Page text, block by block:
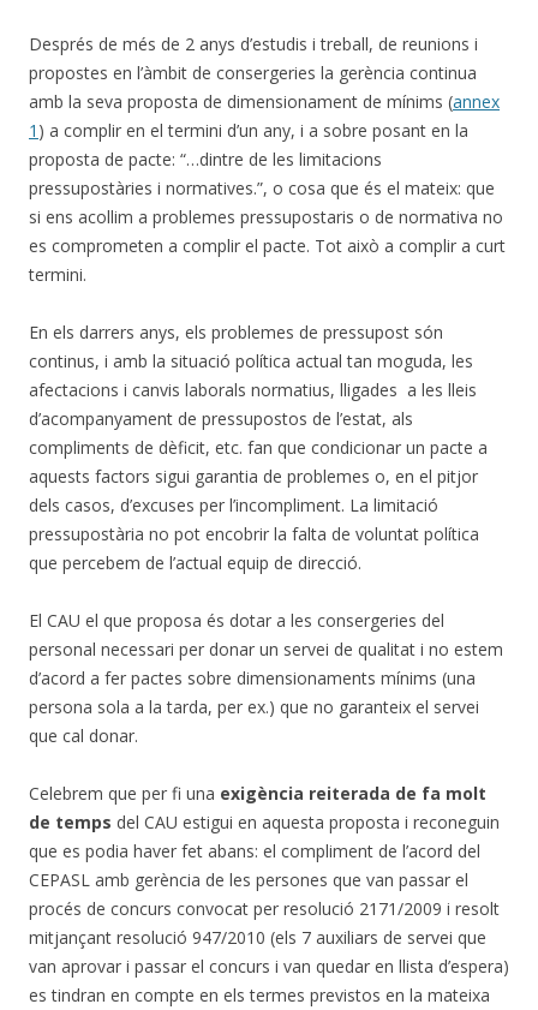
Després de més de 2 anys d’estudis i treball, de reunions i
propostes en l’àmbit de consergeries la gerència continua
amb la seva proposta de dimensionament de mínims (annex
1 ) a complir en el termini d’un any, i a sobre posant en la
proposta de pacte: “…dintre de les limitacions
pressupostàries i normatives.”, o cosa que és el mateix: que
si ens acollim a problemes pressupostaris o de normativa no
es comprometen a complir el pacte. Tot això a complir a curt
termini.
En els darrers anys, els problemes de pressupost són
continus, i amb la situació política actual tan moguda, les
afectacions i canvis laborals normatius, lligades a les lleis
d’acompanyament de pressupostos de l’estat, als
compliments de dèficit, etc. fan que condicionar un pacte a
aquests factors sigui garantia de problemes o, en el pitjor
dels casos, d’excuses per l’incompliment. La limitació
pressupostària no pot encobrir la falta de voluntat política
que percebem de l’actual equip de direcció.
El CAU el que proposa és dotar a les consergeries del
personal necessari per donar un servei de qualitat i no estem
d’acord a fer pactes sobre dimensionaments mínims (una
persona sola a la tarda, per ex.) que no garanteix el servei
que cal donar.
Celebrem que per fi una exigència reiterada de fa molt
de temps del CAU estigui en aquesta proposta i reconeguin
que es podia haver fet abans: el compliment de l’acord del
CEPASL amb gerència de les persones que van passar el
procés de concurs convocat per resolució 2171/2009 i resolt
mitjançant resolució 947/2010 (els 7 auxiliars de servei que
van aprovar i passar el concurs i van quedar en llista d’espera)
es tindran en compte en els termes previstos en la mateixa